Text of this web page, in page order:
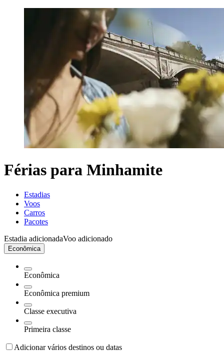
Férias para Minhamite
Estadias
Voos
Carros
Pacotes
Estadia adicionadaVoo adicionado
Econômica
Econômica
Econômica premium
Classe executiva
Primeira classe
Adicionar vários destinos ou datas